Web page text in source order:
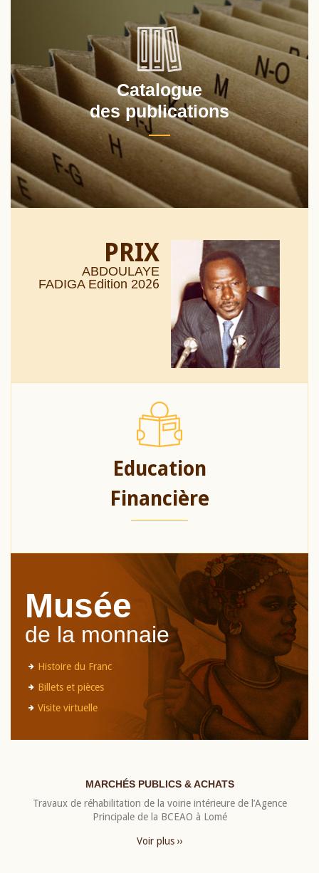
Catalogue
des publications
PRIX
ABDOULAYE
FADIGA Edition 2026
Education
Financière
Musée
de la monnaie
Histoire du Franc
Billets et pièces
Visite virtuelle
MARCHÉS PUBLICS & ACHATS
Travaux de réhabilitation de la voirie intérieure de l’Agence
Principale de la BCEAO à Lomé
Voir plus ››